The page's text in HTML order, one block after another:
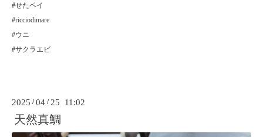
#せたペイ
#ricciodimare
#ウニ
#サクラエビ
2025 /04 / 25 11:02
天然真鯛